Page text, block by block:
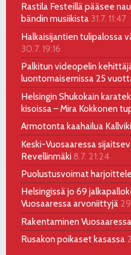
Rastila Festeillä pääsee
bändin musiikista 31.7. 11:47
Halkaisijantien tulipalossa
30.7. 19:16
Palkitun videopelin
luontomaisemissa 25
Helsingin Shukokain
kisoissa – Mira Kokkonen
Armotonta kaahailua
Keski-Vuosaaressa
Revellinmäki 8.7. 21:24
Puolustusvoimat
Helsingissä jo 69
Vuosaaressa arvoniittyjä
Rakentaminen Vuosaaressa
Rusakon poikaset kasassa